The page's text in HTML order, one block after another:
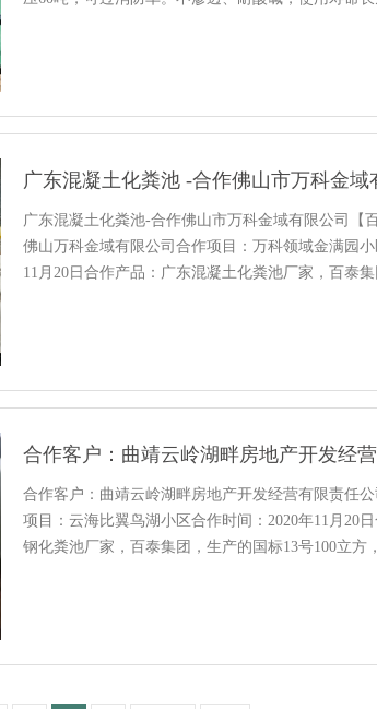
广东混凝土化粪池-合作佛山市万科金域有限公司【
佛山万科金域有限公司合作项目：万科领域金满园
11月20日合作产品：广东混凝土化粪池厂家，百泰
合作客户：曲靖云岭湖畔房地产开发经营有限责任
项目：云海比翼鸟湖小区合作时间：2020年11月20
钢化粪池厂家，百泰集团，生产的国标13号100立